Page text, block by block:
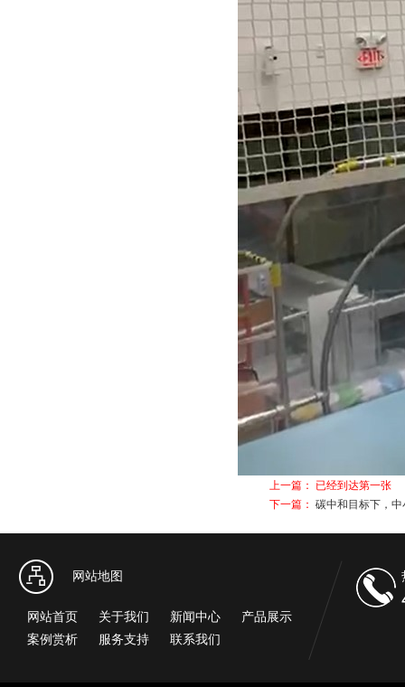
上一篇： 已经到达第一张
下一篇： 碳中和目标下，
网站地图
网站首页 关于我们 新闻中心
产品展示
案例赏析
服务支持 联系我们